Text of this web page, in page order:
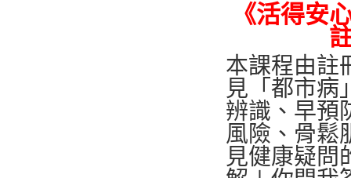
《活得安
本課程由註
見「都市病
辨識、早預
風險、骨鬆
見健康疑問